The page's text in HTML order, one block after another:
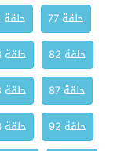
حلقة 77
حلقة 78
حلقة 82
حلقة 83
حلقة 87
حلقة 88
حلقة 92
حلقة 93